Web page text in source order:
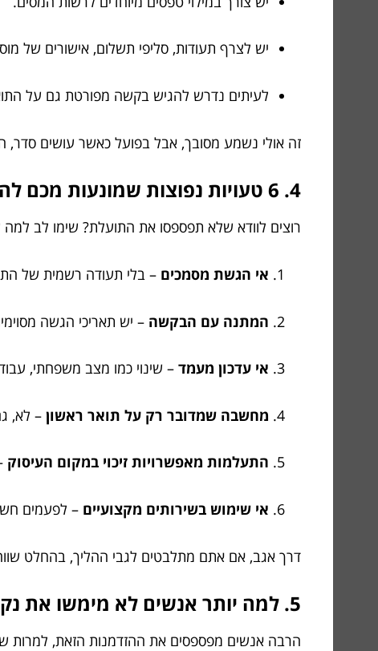
יש לצרף תעודות, סליפי תשלום, אישורים של
לעיתים נדרש להגיש בקשה מפורטת גם על
זה אולי נשמע מסובך, אבל בפועל כאשר עושים סדר,
4. 6 טעויות נפוצות שמונעות מכם להרוויח מהמימוש
רוצים לוודא שלא תפספסו את התועלת? שימו לב למה
אי הגשת מסמכים – בלי תעודה רשמית של
המתנה עם הבקשה – יש תאריכי הגשה
אי עדכון מעמד – שינוי כמו מצב משפחתי,
מחשבה שמדובר רק על תואר ראשון – לא,
התעלמות מאפשרויות זיכוי במקום העיסוק
אי שימוש בשירותים מקצועיים – לפעמים
דרך אגב, אם אתם מתלבטים לגבי ההליך, בהחלט
5. למה יותר אנשים לא מימשו את נקודות הזיכוי שלהם? התשובות שיפתיעו אתכם
הרבה אנשים מפספסים את ההזדמנות הזאת, למרות